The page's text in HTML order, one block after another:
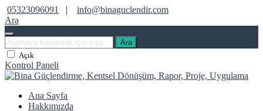
05323096091 |
info@binaguclendir.com
Ara
Ara
Açık
Kontrol Paneli
Ana Sayfa
Hakkımızda